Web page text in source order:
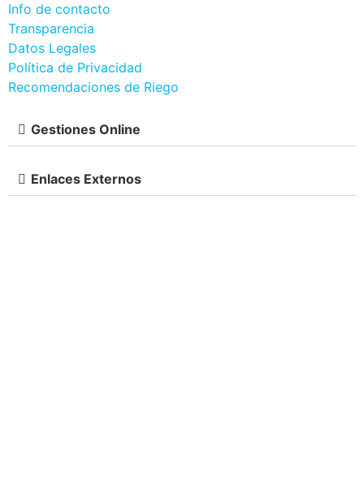
Info de contacto
Transparencia
Datos Legales
Política de Privacidad
Recomendaciones de Riego
Gestiones Online
Enlaces Externos